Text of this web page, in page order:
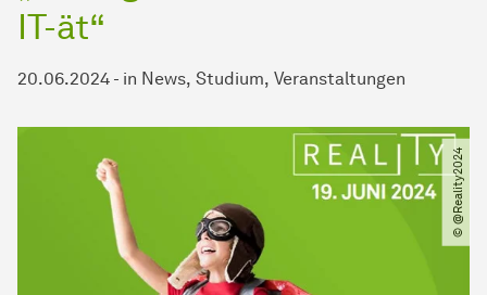
IT-ät“
20.06.2024 - in News Studium Veranstaltungen
© @Reality2024